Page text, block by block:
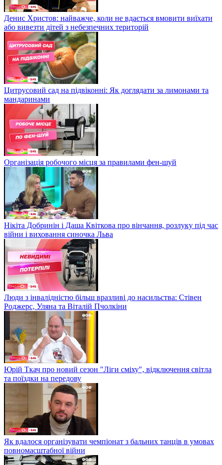
Денис Христов: найважче, коли не вдається вмовити виїхати
або вивезти дітей з небезпечних територій
Цитрусовий сад на підвіконні: Як доглядати за лимонами та
мандаринами
Організація робочого місця за правилами фен-шуй
Нікіта Добринін і Даша Квіткова про вінчання, розлуку під час
війни і виховання синочка Льва
Люди з інвалідністю більш вразливі до насильства: Стівен
Роджерс, Уляна та Віталій Пчолкіни
Юрій Ткач про новий сезон "Ліги сміху", відключення світла
та поїздки на передову
Як вдалося організувати чемпіонат з бальних танців в умовах
повномасштабної війни